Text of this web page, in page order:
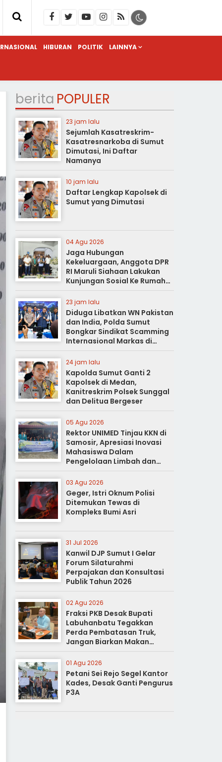
HIBURAN POLITIK LAINNYA
berita POPULER
23 jam lalu
Sejumlah Kasatreskrim-
Kasatresnarkoba di Sumut
Dimutasi, Ini Daftar
Namanya
10 jam lalu
Daftar Lengkap Kapolsek di
Sumut yang Dimutasi
04 Agu 2026
Jaga Hubungan
Kekeluargaan, Anggota DPR
RI Maruli Siahaan Lakukan
Kunjungan Sosial Ke Rumah
Duka
23 jam lalu
Diduga Libatkan WN Pakistan
dan India, Polda Sumut
Bongkar Sindikat Scamming
Internasional Markas di
Apartemen Podomoro
24 jam lalu
Kapolda Sumut Ganti 2
Kapolsek di Medan,
Kanitreskrim Polsek Sunggal
dan Delitua Bergeser
05 Agu 2026
Rektor UNIMED Tinjau KKN di
Samosir, Apresiasi Inovasi
Mahasiswa Dalam
Pengelolaan Limbah dan
Pertanian Ramah Lingkungan
03 Agu 2026
Geger, Istri Oknum Polisi
Ditemukan Tewas di
Kompleks Bumi Asri
31 Jul 2026
Kanwil DJP Sumut I Gelar
Forum Silaturahmi
Perpajakan dan Konsultasi
Publik Tahun 2026
02 Agu 2026
Fraksi PKB Desak Bupati
Labuhanbatu Tegakkan
Perda Pembatasan Truk,
Jangan Biarkan Makan
Korban
01 Agu 2026
Petani Sei Rejo Segel Kantor
Kades, Desak Ganti Pengurus
P3A